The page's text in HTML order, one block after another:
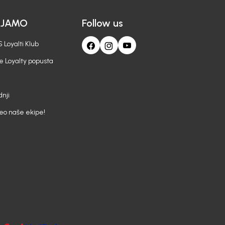
Loyalti Klub
Loyalty popusta
naše ekipe!
Follow us